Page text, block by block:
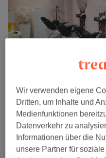
Bloom Brow Bar -
4,6
452
Gallus, Frankfurt am
Bloom Brows
20 Min.
Wir verwenden eigene
Dritten, um Inhalte und
Medienfunktionen
Datenverkehr zu
Informationen über die
unsere Partner für